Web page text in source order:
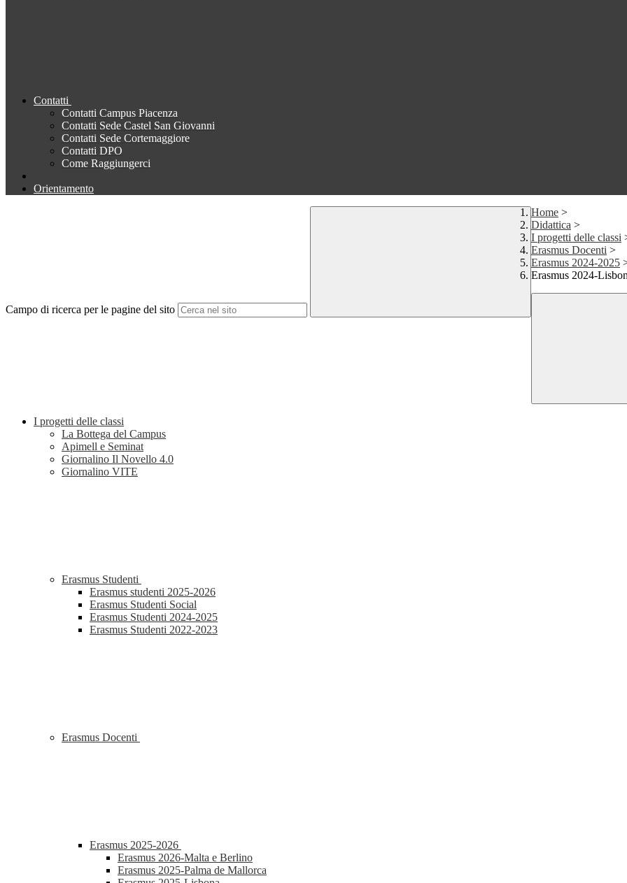
Contatti
Contatti Campus Piacenza
Contatti Sede Castel San Giovanni
Contatti Sede Cortemaggiore
Contatti DPO
Come Raggiungerci
Orientamento
Campo di ricerca per le pagine del sito
Home >
Didattica >
I progetti delle classi
Erasmus Docenti >
Erasmus 2024-2025
Erasmus 2024-
I progetti delle classi
La Bottega del Campus
Apimell e Seminat
Giornalino Il Novello 4.0
Giornalino VITE
Erasmus Studenti
Erasmus studenti 2025-2026
Erasmus Studenti Social
Erasmus Studenti 2024-2025
Erasmus Studenti 2022-2023
Erasmus Docenti
Erasmus 2025-2026
Erasmus 2026-Malta e Berlino
Erasmus 2025-Palma de Mallorca